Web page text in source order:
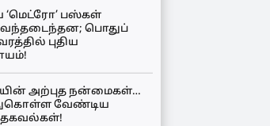
‘மெட்ரோ’ பஸ்கள்
வந்தடைந்தன; பொதுப்
புதிய
அற்புத நன்மைகள்…
வேண்டிய
தகவல்கள்!